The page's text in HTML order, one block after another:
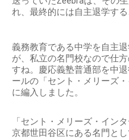
れ、最終的には自主退学する
義務教育である中学を自主
が、私立の名門校なので仕
すね。慶応義塾普通部を中
ールの「セント・メリーズ
に編入しました。
「セント・メリーズ・イン
京都世田谷区にある名門と